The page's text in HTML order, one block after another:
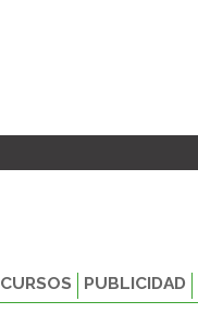
CURSOS PUBLICIDAD